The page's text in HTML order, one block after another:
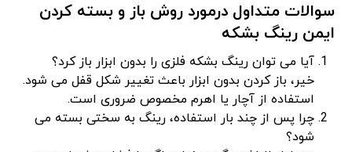
سوالات متداول درمورد روش باز و بسته کردن
ایمن رینگ بشکه
آیا می توان رینگ بشکه فلزی را بدون ابزار باز کرد؟
خیر، باز کردن بدون ابزار باعث تغییر شکل قفل می شود.
استفاده از آچار یا اهرم مخصوص ضروری است.
چرا پس از چند بار استفاده، رینگ به سختی بسته می
شود؟